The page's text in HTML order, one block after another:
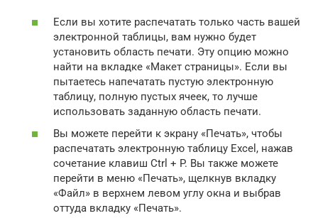
Если вы хотите распечатать только часть вашей
электронной таблицы, вам нужно будет
установить область печати. Эту опцию можно
найти на вкладке «Макет страницы». Если вы
пытаетесь напечатать пустую электронную
таблицу, полную пустых ячеек, то лучше
использовать заданную область печати.
Вы можете перейти к экрану «Печать», чтобы
распечатать электронную таблицу Excel, нажав
сочетание клавиш Ctrl + P. Вы также можете
перейти в меню «Печать», щелкнув вкладку
«Файл» в верхнем левом углу окна и выбрав
оттуда вкладку «Печать».